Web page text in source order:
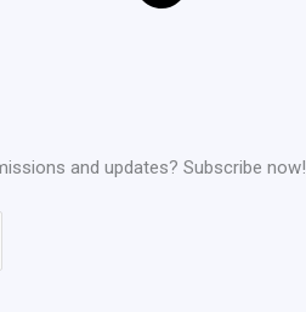
and updates? Subscribe now!